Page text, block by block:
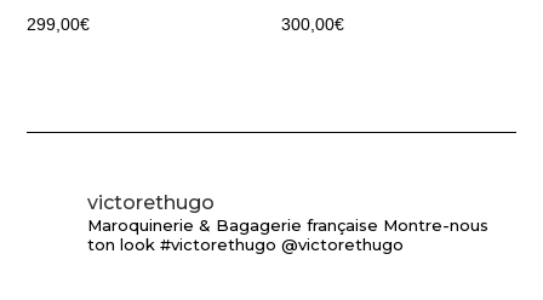
299,00€ 300,00€
victorethugo
Maroquinerie & Bagagerie française Montre-nous
ton look #victorethugo @victorethugo